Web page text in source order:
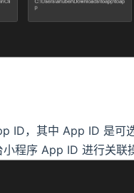
ID，其中 App ID 是可
程序 App ID 进行关联